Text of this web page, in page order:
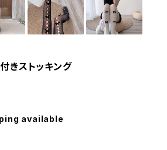
きストッキング
available